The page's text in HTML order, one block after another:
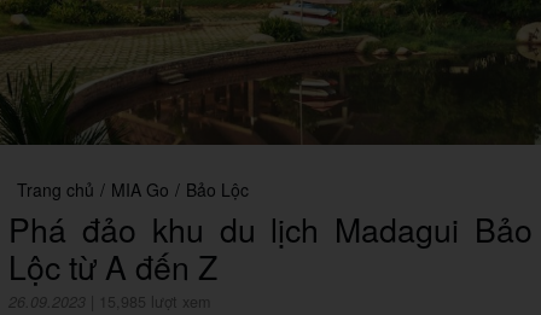
Trang chủ / MIA Go / Bảo Lộc
Phá đảo khu du lịch Madagui Bảo
Lộc từ A đến Z
26.09.2023 15,985 lượt xem